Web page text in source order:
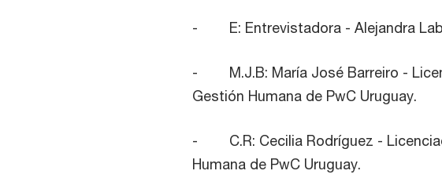
- E: Entrevistadora - Alejandra
- M.J.B: María José Barreiro -
Gestión Humana de PwC Uruguay.
- C.R: Cecilia Rodríguez -
Humana de PwC Uruguay.